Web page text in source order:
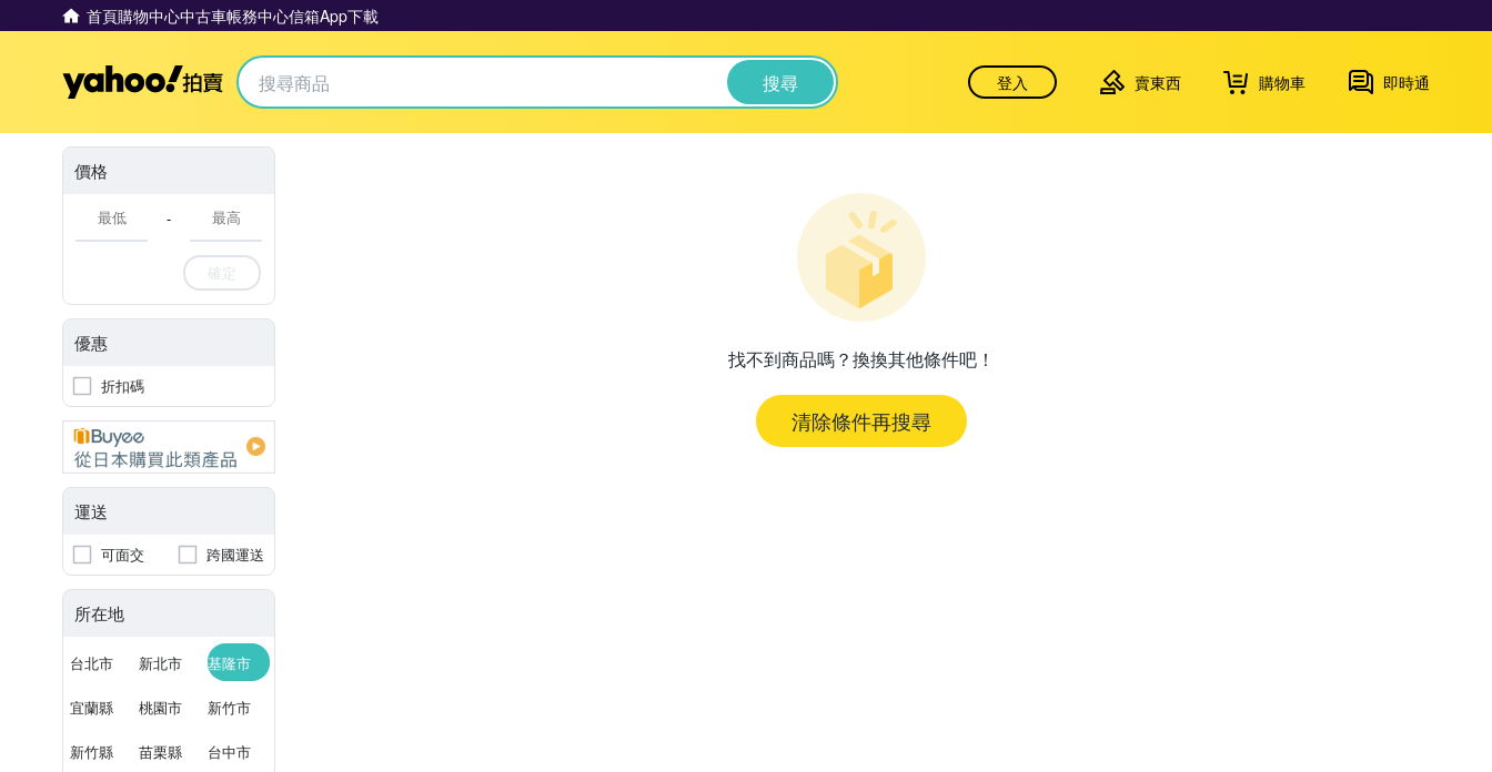
首頁購物中心中古車帳務中心信箱App下載
Yahoo拍賣 搜尋 登入 賣東西 購物車 即時通
價格
-
確定
優惠
折扣碼
運送
可面交 跨國運送
所在地
台北市 新北市 基隆市
宜蘭縣 桃園市 新竹市
新竹縣 苗栗縣 台中市
找不到商品嗎？換換其他條件吧！
清除條件再搜尋